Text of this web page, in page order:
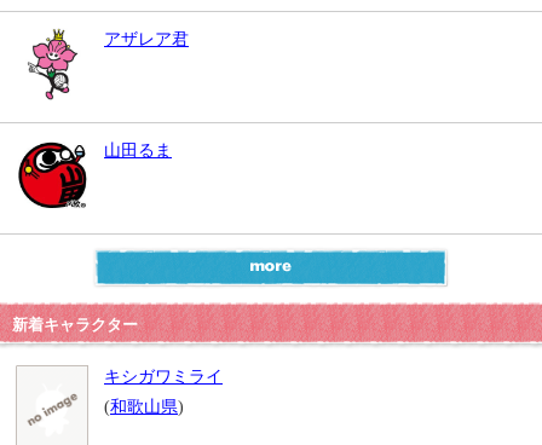
アザレア君
山田るま
新着キャラクター
キシガワミライ
(和歌山県)